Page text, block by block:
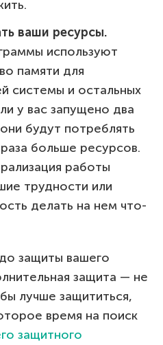
ваши ресурсы.
используют
памяти для
системы и остальных
у вас запущено два
будут потреблять
больше ресурсов.
работы
трудности или
делать на нем что-
защиты вашего
защита — не
лучше защититься,
время на поиск
защитного